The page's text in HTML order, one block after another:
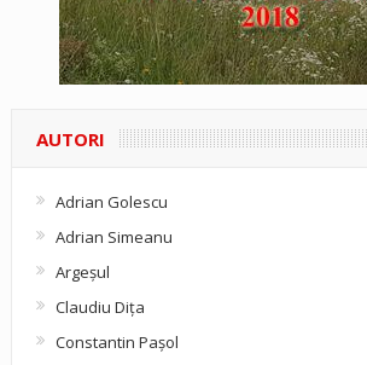
AUTORI
Adrian Golescu
Adrian Simeanu
Argeşul
Claudiu Diţa
Constantin Pașol